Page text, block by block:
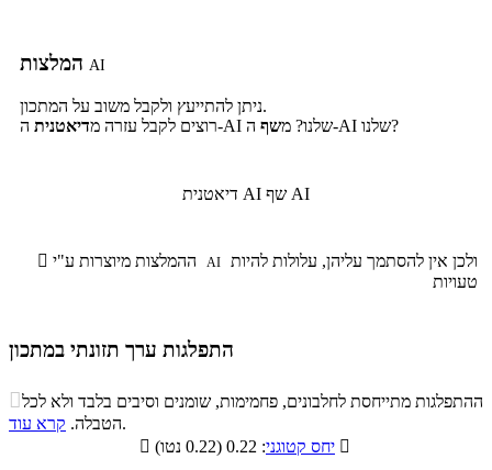
AI
ניתן להתייעץ ולקבל משוב על המתכון.
רוצים לקבל עזרה מדיאטנית ה-AI שלנו? משף ה-AI שלנו?
דיאטנית AI שף AI
 AI
טעויות
התפלגות ערך תזונתי במתכון
התפלגות ערך תזונתי במתכון
סיבים
תזונתיים
שומנים חלבונים
10.2%
ההתפלגות מתייחסת לחלבונים, פחמימות, שומנים וסיבים בלבד ולא לכל
הטבלה. קרא עוד
.

יחס קטוגני 